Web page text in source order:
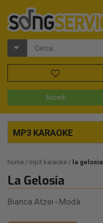
Accedi
MP3 KARAOKE
home mp3 karaoke la gelosia
La Gelosia
Bianca Atzei - Modà